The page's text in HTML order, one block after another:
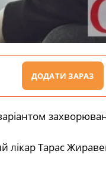
ДОДАТИ ЗАРАЗ
лікар Тарас